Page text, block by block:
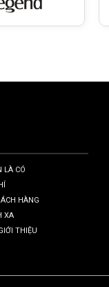
LÀ CÓ
HÀNG
XA
THIỆU